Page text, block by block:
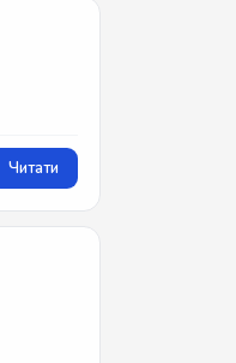
Читати